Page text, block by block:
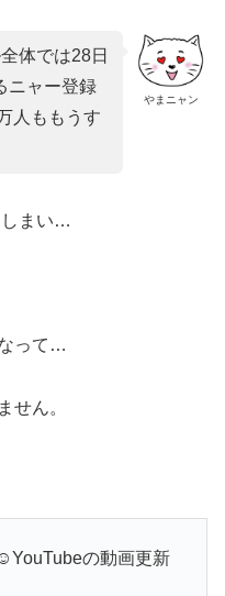
やまニャン
体では28日
ニャー登録
人ももうす
しまい…
って…
せん。
の動画更新